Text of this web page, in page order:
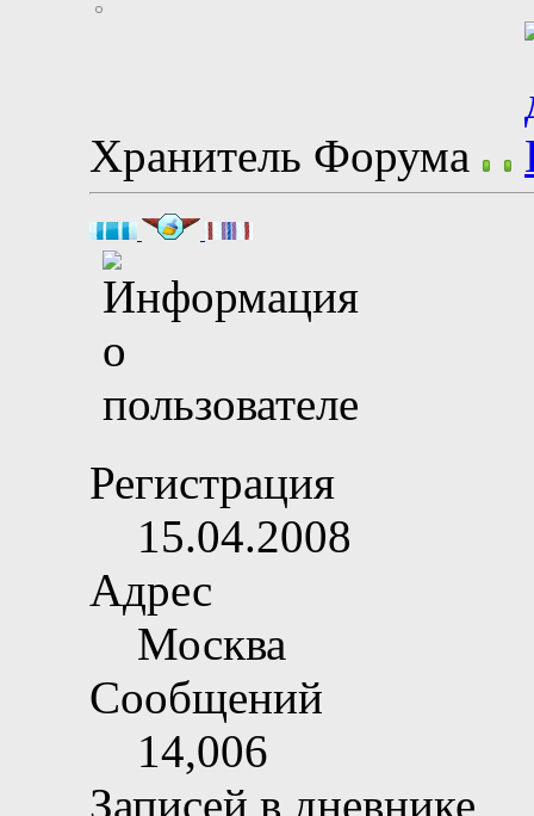
Хранитель Форума
Регистрация
15.04.2008
Адрес
Москва
Сообщений
14,006
Записей в дневнике